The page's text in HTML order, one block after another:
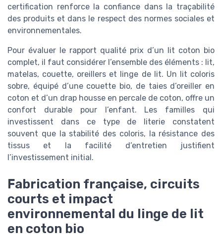
certification renforce la confiance dans la traçabilité
des produits et dans le respect des normes sociales et
environnementales.
Pour évaluer le rapport qualité prix d’un lit coton bio
complet, il faut considérer l’ensemble des éléments : lit,
matelas, couette, oreillers et linge de lit. Un lit coloris
sobre, équipé d’une couette bio, de taies d’oreiller en
coton et d’un drap housse en percale de coton, offre un
confort durable pour l’enfant. Les familles qui
investissent dans ce type de literie constatent
souvent que la stabilité des coloris, la résistance des
tissus et la facilité d’entretien justifient
l’investissement initial.
Fabrication française, circuits
courts et impact
environnemental du linge de lit
en coton bio